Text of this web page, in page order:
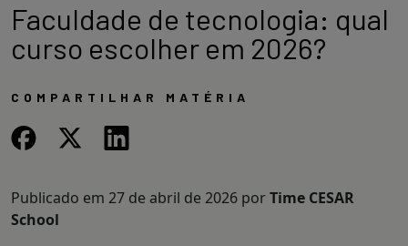
Faculdade de tecnologia: qual
curso escolher em 2026?
COMPARTILHAR MATÉRIA
Publicado em 27 de abril de 2026 porTime CESAR
School